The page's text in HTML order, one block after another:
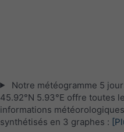
Notre météogramme 5
45.92°N 5.93°E offre toutes
informations météorologiques
synthétisés en 3 graphes :